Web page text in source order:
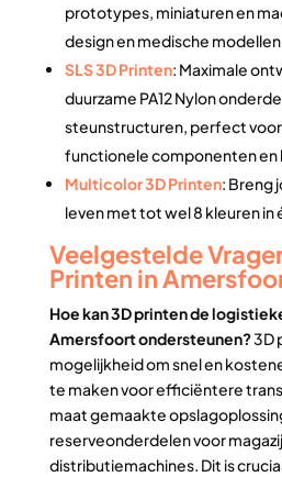
prototypes, miniaturen en
design en medische
SLS 3D Printen: Maximale
duurzame PA12 Nylon
steunstructuren, perfect
functionele componenten en
Multicolor 3D Printen: Breng
leven met tot wel 8 kleuren in
Veelgestelde
Printen in
Hoe kan 3D printen de
Amersfoort ondersteunen?3D
mogelijkheid om snel en
te maken voor efficiëntere
maat gemaakte
reserveonderdelen voor
distributiemachines. Dit is